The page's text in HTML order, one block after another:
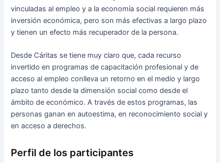
vinculadas al empleo y a la economía social requieren más
inversión económica, pero son más efectivas a largo plazo
y tienen un efecto más recuperador de la persona.
Desde Cáritas se tiene muy claro que, cada recurso
invertido en programas de capacitación profesional y de
acceso al empleo conlleva un retorno en el medio y largo
plazo tanto desde la dimensión social como desde el
ámbito de económico. A través de estos programas, las
personas ganan en autoestima, en reconocimiento social y
en acceso a derechos.
Perfil de los participantes